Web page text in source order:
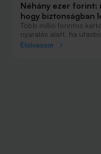
Néhány ezer forint:
hogy biztonságban
Több millió forintos
nyaralás alatt, ha
néhány ezer forintból is
Elolvasom